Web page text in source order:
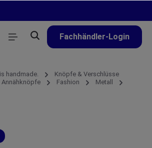
Fachhändler-Login
handmade.
Knöpfe & Verschlüsse
Annähknöpfe Fashion
Metall